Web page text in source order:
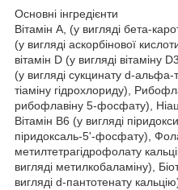
Основні інгредієнти
Вітамін A, (у вигляді бета-
(у вигляді аскорбінової
вітамін D (у вигляді вітаміну
(у вигляді сукцинату d-
тіаміну гідрохлориду),
рибофлавіну 5-фосфату),
Вітамін B6 (у вигляді
піридоксаль-5'-фосфату),
метилтетрагідрофолату
вигляді метилкобаламіну),
вигляді d-пантотенату